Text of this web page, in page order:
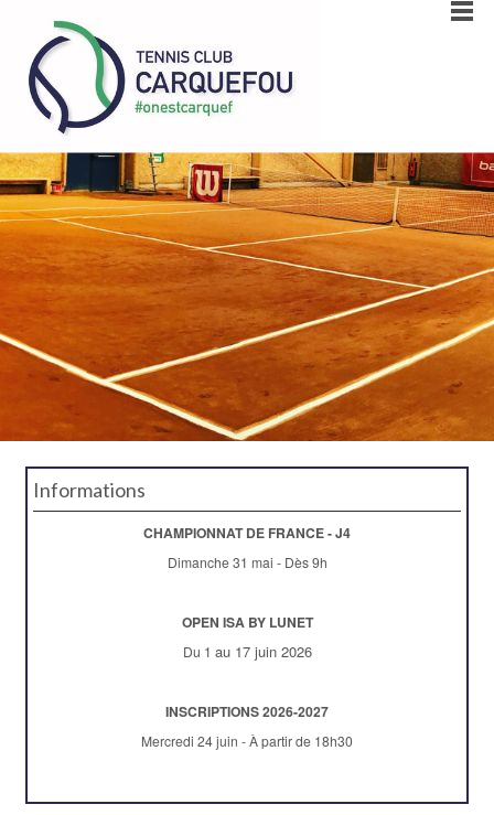
Informations
CHAMPIONNAT DE FRANCE - J4
Dimanche 31 mai - Dès 9h
OPEN ISA BY LUNET
Du 1 au 17 juin 2026
INSCRIPTIONS 2026-2027
Mercredi 24 juin - À partir de 18h30